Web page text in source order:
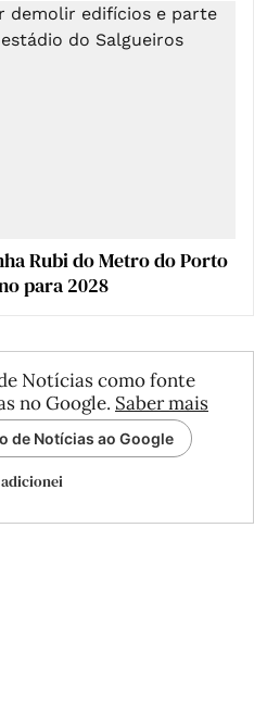
Rubi do Metro do Porto
para 2028
Notícias como fonte
no Google. Saber mais
de Notícias ao Google
adicionei